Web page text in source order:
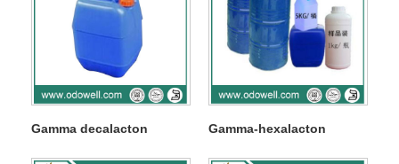
Gamma decalacton Gamma-hexalacton